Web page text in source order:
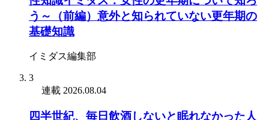
う～（前編）意外と知られていない更年期の
基礎知識
イミダス編集部
3
連載 2026.08.04
四半世紀、毎日飲酒しないと眠れなかった人